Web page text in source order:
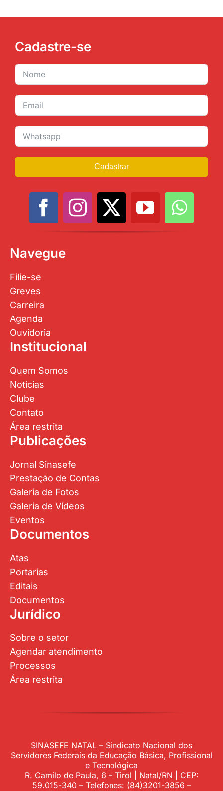
Cadastre-se
Cadastrar
Navegue
Filie-se
Greves
Carreira
Agenda
Ouvidoria
Institucional
Quem Somos
Notícias
Clube
Contato
Área restrita
Publicações
Jornal Sinasefe
Prestação de Contas
Galeria de Fotos
Galeria de Vídeos
Eventos
Documentos
Atas
Portarias
Editais
Documentos
Jurídico
Sobre o setor
Agendar atendimento
Processos
Área restrita
SINASEFE NATAL – Sindicato Nacional dos
Servidores Federais da Educação Básica, Profissional
e Tecnológica
R. Camilo de Paula, 6 – Tirol | Natal/RN | CEP:
59.015-340 – Telefones: (84)3201-3856 –